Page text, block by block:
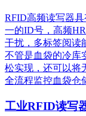
RFID高频读写器
一的ID号，高频
干扰，多标签阅读
不管是血袋的冷库
松实现，还可以将
全流程监控血袋仓
工业RFID读写